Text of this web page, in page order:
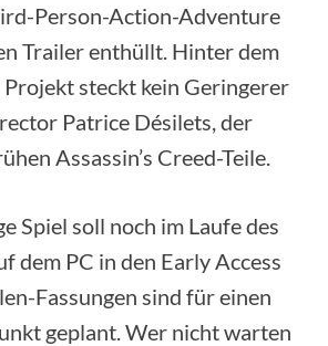
Person-Action-Adventure
Trailer enthüllt. Hinter dem
steckt kein Geringerer
Patrice Désilets, der
Assassin’s Creed-Teile.
Spiel soll noch im Laufe des
dem PC in den Early Access
Fassungen sind für einen
geplant. Wer nicht warten